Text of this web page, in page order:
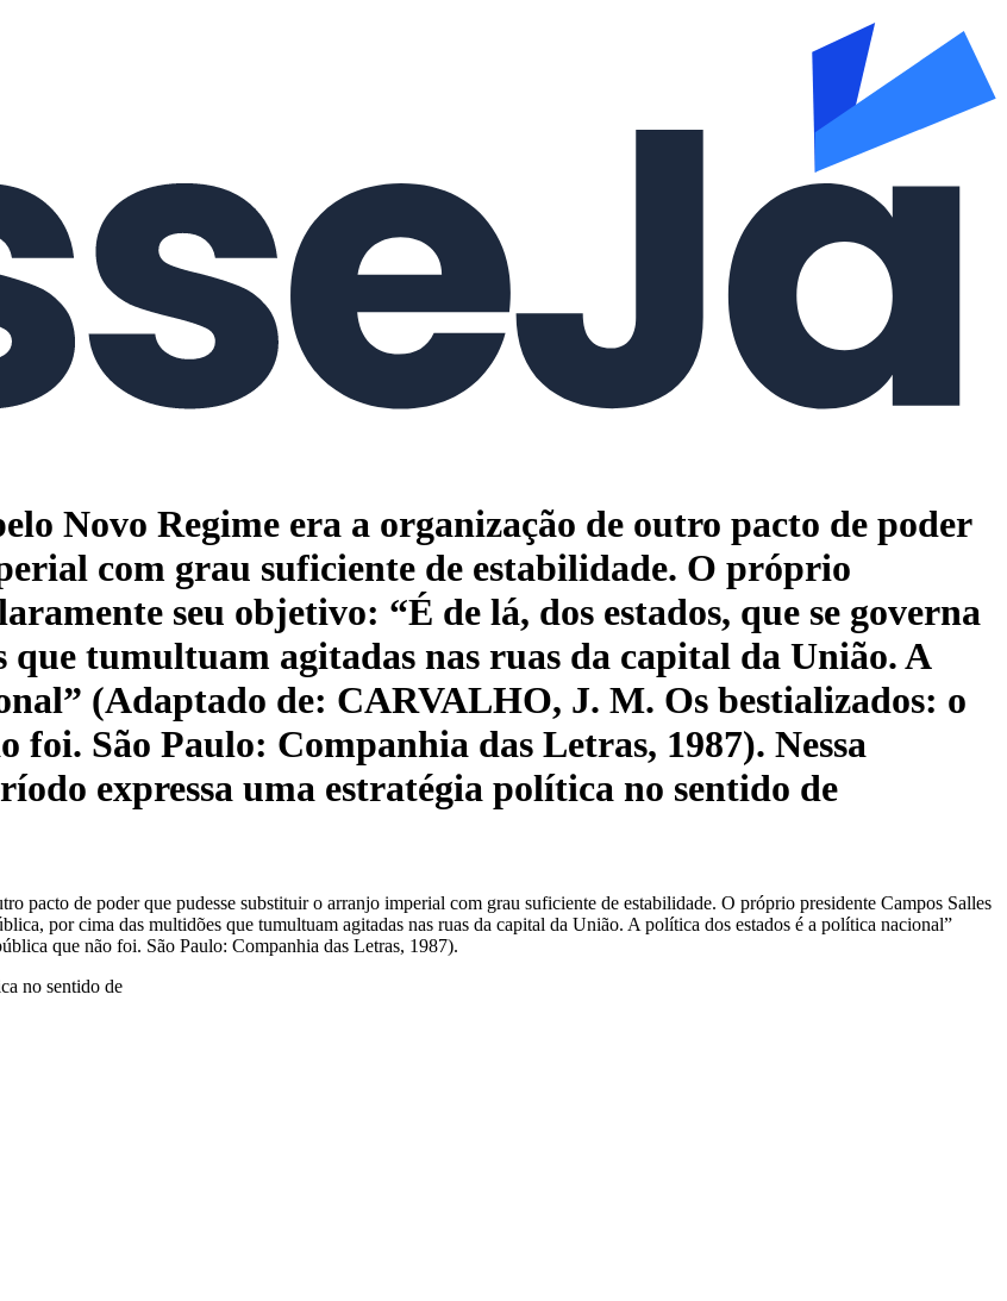
Novo Regime era a organização de outro pacto de poder
com grau suficiente de estabilidade. O próprio
seu objetivo: “É de lá, dos estados, que se governa
tumultuam agitadas nas ruas da capital da União. A
(Adaptado de: CARVALHO, J. M. Os bestializados: o
foi. São Paulo: Companhia das Letras, 1987). Nessa
expressa uma estratégia política no sentido de
pacto de poder que pudesse substituir o arranjo imperial com grau suficiente de estabilidade. O próprio presidente Campos Salles
por cima das multidões que tumultuam agitadas nas ruas da capital da União. A política dos estados é a política nacional”
que não foi. São Paulo: Companhia das Letras, 1987).
no sentido de